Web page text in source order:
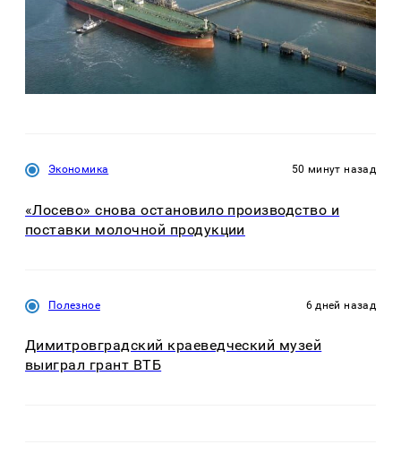
Экономика 50 минут назад
«Лосево» снова остановило производство и
поставки молочной продукции
Полезное 6 дней назад
Димитровградский краеведческий музей
выиграл грант ВТБ